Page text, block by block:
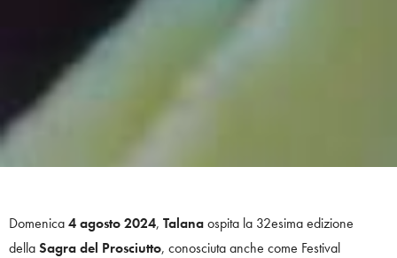
Domenica4 agosto 2024, Talanaospita la 32esima edizione
dellaSagra del Prosciutto, conosciuta anche come Festival